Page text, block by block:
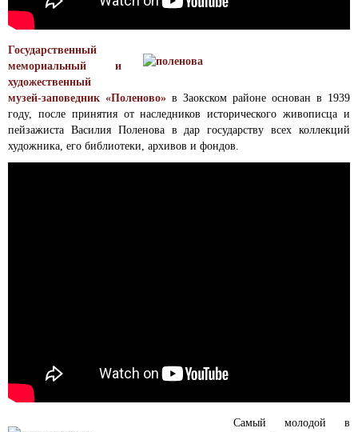
Государственный
мемориальный и
художественный
музей-заповедник «Поленово» в Заокском районе основан в 1939
году, после принятия от наследников исторического живописца и
пейзажиста Василия Поленова в дар государству всех коллекций
художника, его библиотеки, архивов и фондов.
Самый молодой в